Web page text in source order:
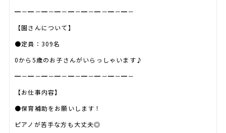
━－━－━－━－━－━－━－━－━－
【園さんについて】
●定員：309名
0から5歳のお子さんがいらっしゃいます♪
━－━－━－━－━－━－━－━－━－
【お仕事内容】
●保育補助をお願いします！
ピアノが苦手な方も大丈夫◎